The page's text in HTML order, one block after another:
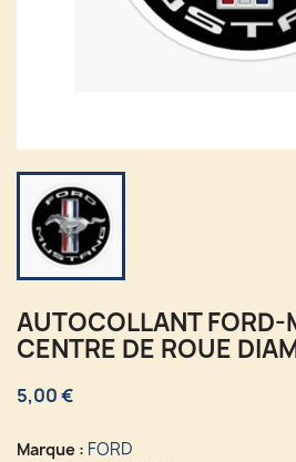
AUTOCOLLANT FORD-
CENTRE DE ROUE
5,00 €
Marque : FORD